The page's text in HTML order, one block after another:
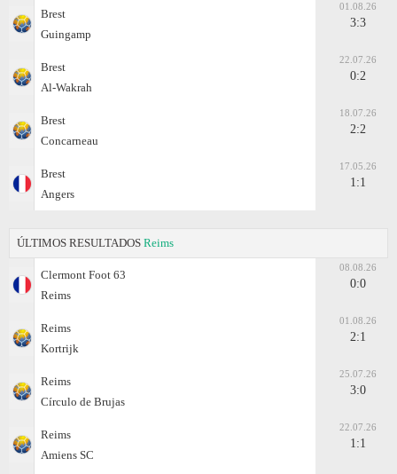
Brest
Guingamp
01.08.26
3:3
Brest
Al-Wakrah
22.07.26
0:2
Brest
Concarneau
18.07.26
2:2
Brest
Angers
17.05.26
1:1
ÚLTIMOS RESULTADOS Reims
Clermont Foot 63
Reims
08.08.26
0:0
Reims
Kortrijk
01.08.26
2:1
Reims
Círculo de Brujas
25.07.26
3:0
Reims
Amiens SC
22.07.26
1:1